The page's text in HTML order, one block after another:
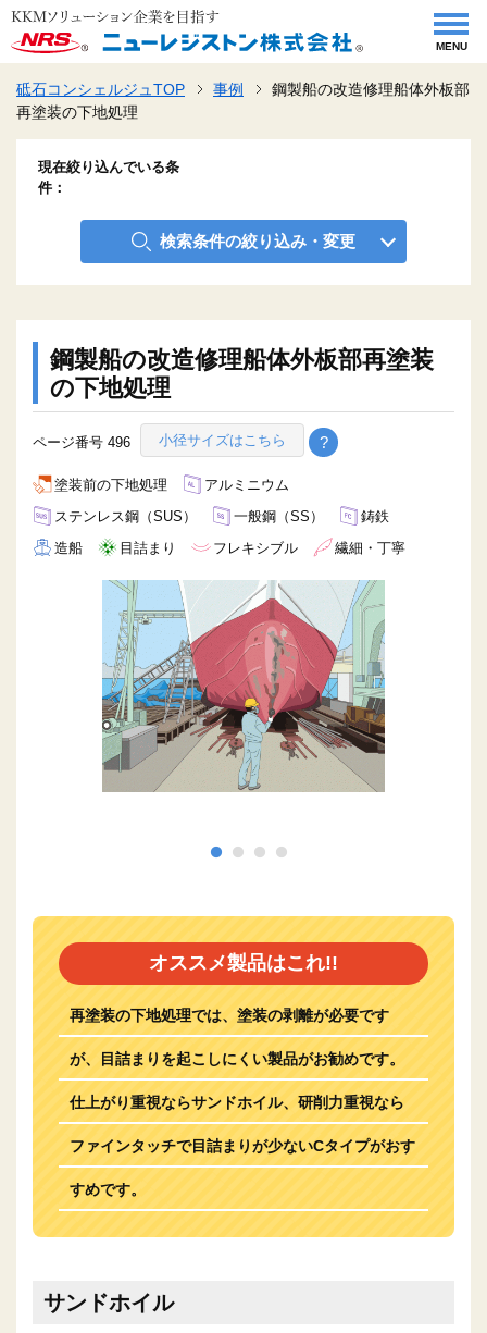
MENU
砥石コンシェルジュTOP 事例
鋼製船の改造修理船体外板部
再塗装の下地処理
現在絞り込んでいる条
件
検索条件の絞り込み・変更
鋼製船の改造修理船体外板部再塗装
の下地処理
ページ番号 496 小径サイズはこちら ?
塗装前の下地処理
アルミニウム
ステンレス鋼（SUS）
一般鋼（SS）
鋳鉄
造船
目詰まり フレキシブル 繊細・丁寧
オススメ製品はこれ!!
再塗装の下地処理では、塗装の剥離が必要です
が、目詰まりを起こしにくい製品がお勧めです。
仕上がり重視ならサンドホイル、研削力重視なら
ファインタッチで目詰まりが少ないCタイプがおす
すめです。
サンドホイル